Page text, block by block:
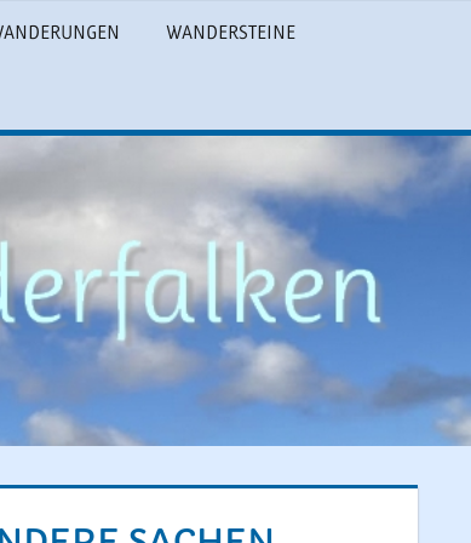
WANDERSTEINE